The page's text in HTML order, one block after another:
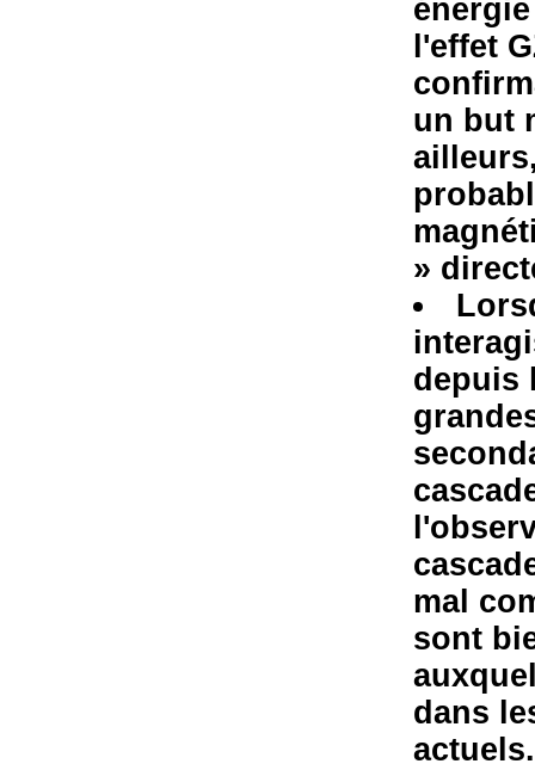
l'effet
un but
»
depuis
mal
sont
dans
actuels.